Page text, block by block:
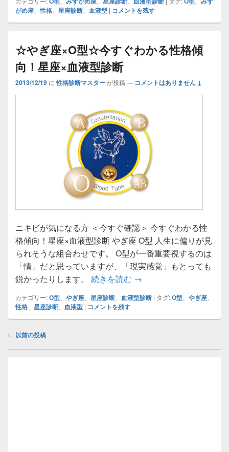
がめ座 、性格 星座診断 血液型 | コメントを残す
☆やぎ座×O型☆今すぐわかる性格傾
向！星座×血液型診断
2013/12/19 に 性格診断マスターが投稿 — コメントはありません ↓
ニキビが気になる方 ＜今すぐ確認＞ 今すぐわかる性
格傾向！星座×血液型診断 やぎ座 O型 人生に偏りが見
られそうな組合わせです。 O型が一番重要視するのは
「情」だと思っていますが、「現実感覚」もとっても
鋭かったりします。 続きを読む ☆やぎ座×O型☆今すぐわ
→
カテゴリー:O型、 やぎ座、 星座診断、 血液型診断 | タグ:O型、 やぎ座、
性格、 星座診断、 血液型 | コメントを残す
投← 以前の投稿